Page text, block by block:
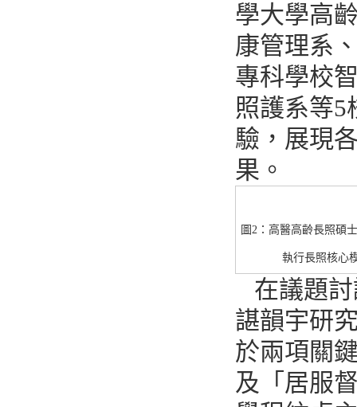
學大學高
康管理系
專科學校
照護系等5
驗，展現
果。
圖2：高醫高齡長照碩
執行長照核心
在議題討
諶韻宇研
於兩項關
及「居服